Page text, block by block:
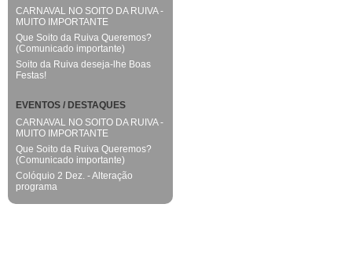
CARNAVAL NO SOITO DA RUIVA -
MUITO IMPORTANTE
Que Soito da Ruiva Queremos?
(Comunicado importante)
Soito da Ruiva deseja-lhe Boas
Festas!
EVENTOS / DESTAQUES
CARNAVAL NO SOITO DA RUIVA -
MUITO IMPORTANTE
Que Soito da Ruiva Queremos?
(Comunicado importante)
Colóquio 2 Dez. - Alteração
programa